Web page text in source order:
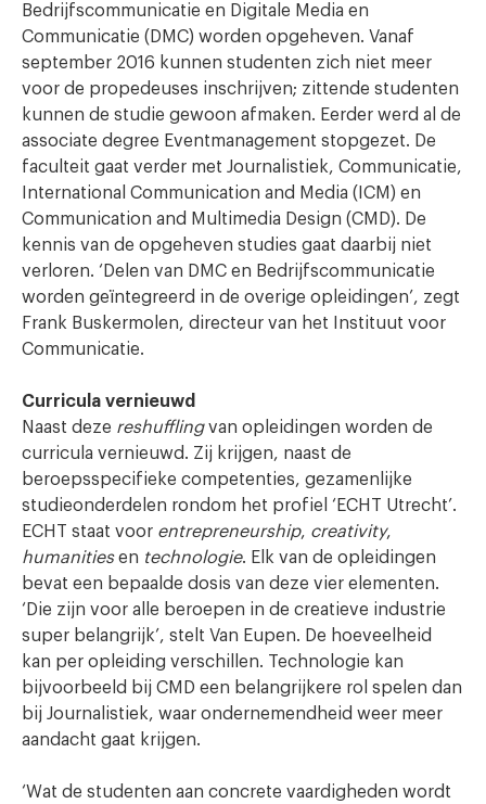
Bedrijfscommunicatie en Digitale Media en
Communicatie (DMC) worden opgeheven. Vanaf
september 2016 kunnen studenten zich niet meer
voor de propedeuses inschrijven; zittende studenten
kunnen de studie gewoon afmaken. Eerder werd al de
associate degree Eventmanagement stopgezet. De
faculteit gaat verder met Journalistiek, Communicatie,
International Communication and Media (ICM) en
Communication and Multimedia Design (CMD). De
kennis van de opgeheven studies gaat daarbij niet
verloren. ‘Delen van DMC en Bedrijfscommunicatie
worden geïntegreerd in de overige opleidingen’, zegt
Frank Buskermolen, directeur van het Instituut voor
Communicatie.
Curricula vernieuwd
Naast deze reshufflingvan opleidingen worden de
curricula vernieuwd. Zij krijgen, naast de
beroepsspecifieke competenties, gezamenlijke
studieonderdelen rondom het profiel ‘ECHT Utrecht’.
ECHT staat voor entrepreneurship, creativity,
humanitiesen technologie. Elk van de opleidingen
bevat een bepaalde dosis van deze vier elementen.
‘Die zijn voor alle beroepen in de creatieve industrie
super belangrijk’, stelt Van Eupen. De hoeveelheid
kan per opleiding verschillen. Technologie kan
bijvoorbeeld bij CMD een belangrijkere rol spelen dan
bij Journalistiek, waar ondernemendheid weer meer
aandacht gaat krijgen.
‘Wat de studenten aan concrete vaardigheden wordt